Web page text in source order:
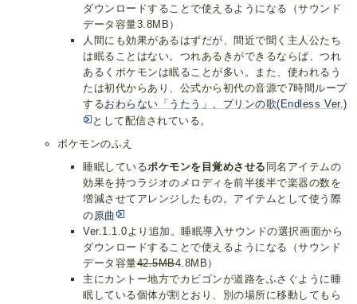
ダウンロードすることで使えるようになる（サウンド
データ容量3.8MB）
人間にも効果があるはずだが、間近で聞く主人公たち
は眠ることはない。つれあるきができるならば、つれ
あるくポケモンは眠ることが多い。また、使われるう
たは初代からあり、公式から初代の音源で7時間ループ
するおわらない「うたう」、プリンの歌(Endless Ver.)
として配信されている。
ポケモンのふえ
睡眠しているポケモンを目覚めさせる 同名アイテムの
効果を持つラジオのメロディを前半後半で楽器の数を
増減させてアレンジしたもの。アイテムとして使う際
の原曲
Ver.1.1.0より追加。睡眠導入サウンドの選択画面から
ダウンロードすることで使えるようになる（サウンド
データ容量42.5MB4.8MB）
主にカントー地方でカビゴンが道路をふさぐように睡
眠している個体が割とおり、別の場所に移動してもら